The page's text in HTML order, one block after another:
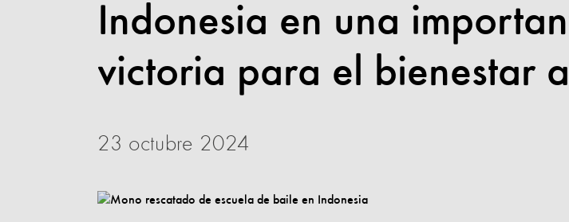
Indonesia en una
victoria para el bienestar
23 octubre 2024